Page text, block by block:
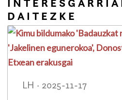
DAITEZKE
LH · 2025-11-17